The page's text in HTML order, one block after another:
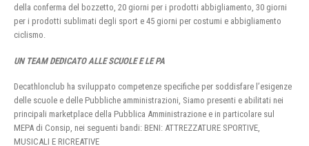
della conferma del bozzetto, 20 giorni per i prodotti abbigliamento, 30 giorni
per i prodotti sublimati degli sport e 45 giorni per costumi e abbigliamento
ciclismo.
UN TEAM DEDICATO ALLE SCUOLE E LE PA
Decathlonclub ha sviluppato competenze specifiche per soddisfare l’esigenze
delle scuole e delle Pubbliche amministrazioni, Siamo presenti e abilitati nei
principali marketplace della Pubblica Amministrazione e in particolare sul
MEPA di Consip, nei seguenti bandi: BENI: ATTREZZATURE SPORTIVE,
MUSICALI E RICREATIVE